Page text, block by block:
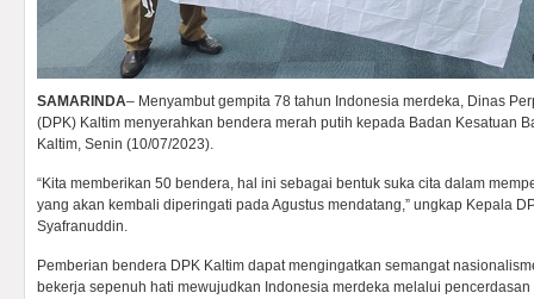
SAMARINDA– Menyambut gempita 78 tahun Indonesia merdeka, Dinas
(DPK) Kaltim menyerahkan bendera merah putih kepada Badan Kesatuan
Kaltim, Senin (10/07/2023).
“Kita memberikan 50 bendera, hal ini sebagai bentuk suka cita dalam
yang akan kembali diperingati pada Agustus mendatang,” ungkap Kepala
Syafranuddin.
Pemberian bendera DPK Kaltim dapat mengingatkan semangat
bekerja sepenuh hati mewujudkan Indonesia merdeka melalui